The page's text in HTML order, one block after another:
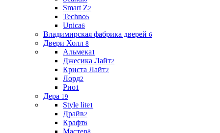
Smart Z2
Techno5
Unica6
Владимирская фабрика дверей 6
Двери Холл 8
Альмека1
Джесика Лайт2
Криста Лайт2
Лорд2
Рио1
Дера 19
Style lite1
Драйв2
Крафт6
Мастер